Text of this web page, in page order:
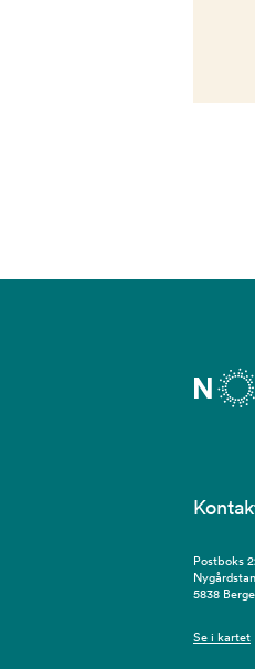
Postboks
5838
Se i kartet